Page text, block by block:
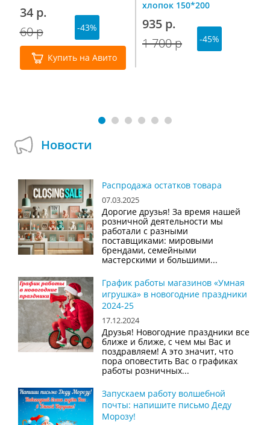
34 р.
60 р
-43%
Купить на Авито
хлопок 150*200
935 р.
1 700 р
-45%
Новости
Распродажа остатков товара
07.03.2025
Дорогие друзья! За время нашей
розничной деятельности мы
работали с разными
поставщиками: мировыми
брендами, семейными
мастерскими и большими...
График работы магазинов «Умная
игрушка» в новогодние праздники
2024-25
17.12.2024
Друзья! Новогодние праздники все
ближе и ближе, с чем мы Вас и
поздравляем! А это значит, что
пора оповестить Вас о графиках
работы розничных...
Запускаем работу волшебной
почты: напишите письмо Деду
Морозу!